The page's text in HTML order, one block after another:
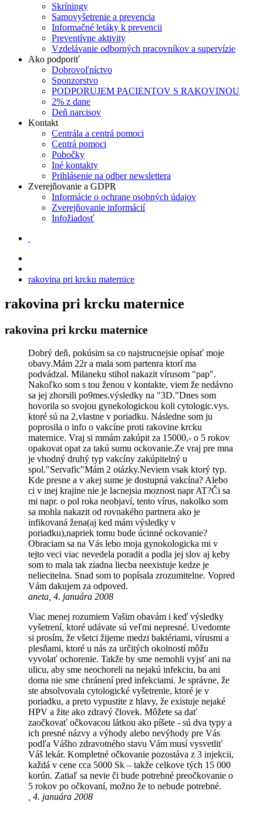
Skríningy
Samovyšetrenie a prevencia
Informačné letáky k prevencii
Preventívne aktivity
Vzdelávanie odborných pracovníkov a supervízie
Ako podporiť
Dobrovoľníctvo
Sponzorstvo
PODPORUJEM PACIENTOV S RAKOVINOU
2% z dane
Deň narcisov
Kontakt
Centrála a centrá pomoci
Centrá pomoci
Pobočky
Iné kontakty
Prihlásenie na odber newslettera
Zverejňovanie a GDPR
Informácie o ochrane osobných údajov
Zverejňovanie informácií
Infožiadosť
rakovina pri krcku maternice
rakovina pri krcku maternice
rakovina pri krcku maternice
Dobrý deň, pokúsim sa co najstrucnejsie opísať moje
obavy.Mám 22r a mala som partenra ktorí ma
podvádzal. Milaneku stihol nakazit vírusom "pap".
Nakoľko som s tou ženou v kontakte, viem že nedávno
sa jej zhorsili po9mes.výsledky na "3D."Dnes som
hovorila so svojou gynekologickou koli cytologic.vys.
ktoré sú na 2,vlastne v poriadku. Následne som ju
poprosila o info o vakcíne proti rakovine krcku
maternice. Vraj si mmám zakúpit za 15000,- o 5 rokov
opakovat opat za takú sumu ockovanie.Ze vraj pre mna
je vhodný druhý typ vakcíny zakúpitelný u
spol."Servafic"Mám 2 otázky.Neviem vsak ktorý typ.
Kde presne a v akej sume je dostupná vakcína? Alebo
ci v inej krajine nie je lacnejsia moznost napr AT?Či sa
mi napr. o pol roka neobjaví, tento vírus, nakolko som
sa mohla nakazit od rovnakého partnera ako je
infikovaná žena(aj ked mám výsledky v
poriadku),napriek tomu bude úcinné ockovanie?
Obraciam sa na Vás lebo moja gynokologicka mi v
tejto veci viac nevedela poradit a podla jej slov aj keby
som to mala tak ziadna liecba neexistuje kedze je
neliecitelna. Snad som to popísala zrozumitelne. Vopred
Vám dakujem za odpoved.
aneta, 4. januára 2008
Viac menej rozumiem Vašim obavám i keď výsledky
vyšetrení, ktoré udávate sú veľmi nepresné. Uvedomte
si prosím, že všetci žijeme medzi baktériami, vírusmi a
plesňami, ktoré u nás za určitých okolností môžu
vyvolať ochorenie. Takže by sme nemohli vyjsť ani na
ulicu, aby sme neochoreli na nejakú infekciu, ba ani
doma nie sme chránení pred infekciami. Je správne, že
ste absolvovala cytologické vyšetrenie, ktoré je v
poriadku, a preto vypustite z hlavy, že existuje nejaké
HPV a žite ako zdravý človek. Môžete sa dať
zaočkovať očkovacou látkou ako píšete - sú dva typy a
ich presné názvy a výhody alebo nevýhody pre Vás
podľa Vášho zdravotného stavu Vám musí vysvetliť
Váš lekár. Kompletné očkovanie pozostáva z 3 injekcii,
každá v cene cca 5000 Sk – takže celkove tých 15 000
korún. Zatiaľ sa nevie či bude potrebné preočkovanie o
5 rokov po očkovaní, možno že to nebude potrebné.
, 4. januára 2008